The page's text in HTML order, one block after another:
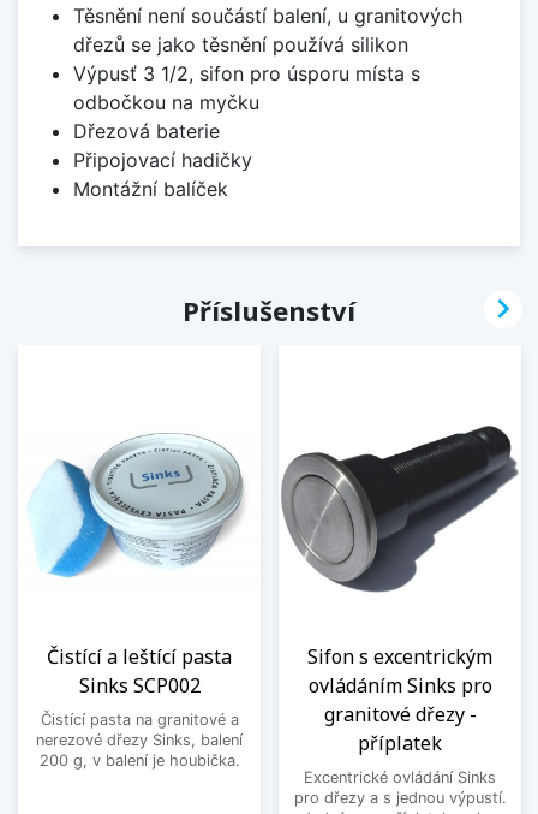
Těsnění není součástí balení, u granitových
dřezů se jako těsnění používá silikon
Výpusť 3 1/2, sifon pro úsporu místa s
odbočkou na myčku
Dřezová baterie
Připojovací hadičky
Montážní balíček
Příslušenství
Čistící a leštící pasta
Sinks SCP002
Čistící pasta na granitové a
nerezové dřezy Sinks, balení
200 g, v balení je houbička.
Sifon s excentrickým
ovládáním Sinks pro
granitové dřezy -
příplatek
Excentrické ovládání Sinks
pro dřezy a s jednou výpustí.
